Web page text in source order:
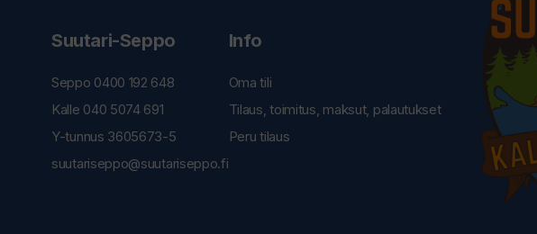
Suutari-Seppo
Seppo 0400 192 648
Kalle 040 5074 691
Y-tunnus 3605673-5
suutariseppo@suutariseppo.fi
Info
Oma tili
Tilaus, toimitus, maksut, palautukset
Peru tilaus